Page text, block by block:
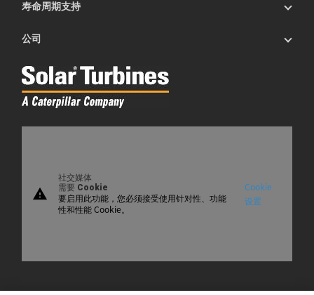
寿命周期支持
公司
warning
社交媒体
需要 Cookie
要启用此功能，您必须接受使用针对性、功能
性和性能 Cookie。
Cookie
设置